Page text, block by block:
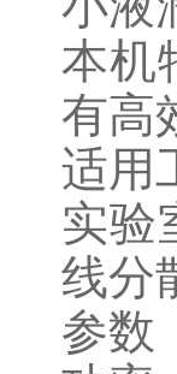
本机
有高
适用
实验
线分
参数